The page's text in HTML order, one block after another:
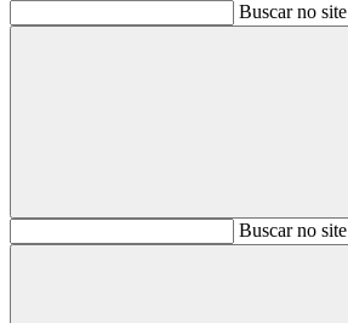
Buscar no site
BuscarBuscar no site